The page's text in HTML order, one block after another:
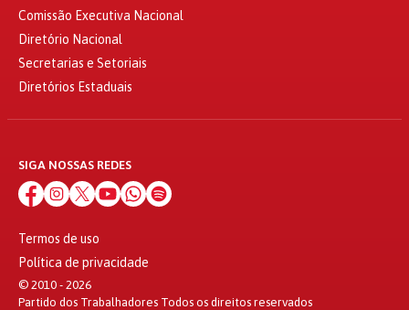
Comissão Executiva Nacional
Diretório Nacional
Secretarias e Setoriais
Diretórios Estaduais
SIGA NOSSAS REDES
Termos de uso
Política de privacidade
© 2010 - 2026
Partido dos Trabalhadores Todos os direitos reservados